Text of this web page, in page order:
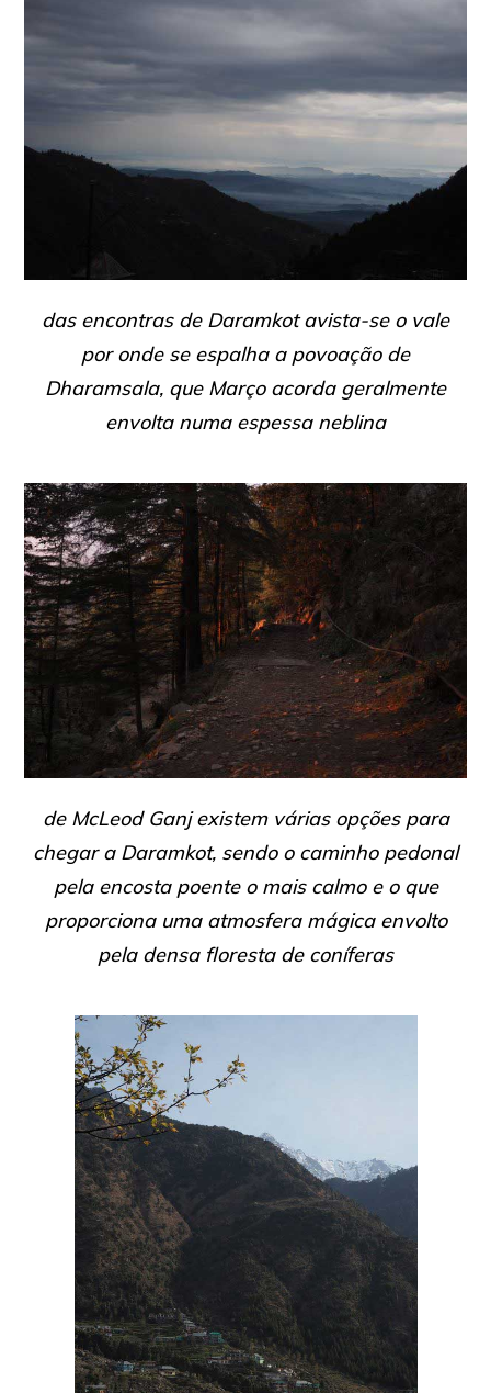
das encontras de Daramkot avista-se o vale
por onde se espalha a povoação de
Dharamsala, que Março acorda geralmente
envolta numa espessa neblina
de McLeod Ganj existem várias opções para
chegar a Daramkot, sendo o caminho pedonal
pela encosta poente o mais calmo e o que
proporciona uma atmosfera mágica envolto
pela densa floresta de coníferas